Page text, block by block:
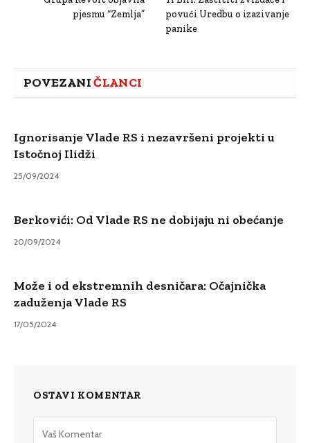
pjesmu “Zemlja”
povući Uredbu o izazivanje
panike
POVEZANIČLANCI
Ignorisanje Vlade RS i nezavršeni projekti u
Istočnoj Ilidži
25/09/2024
Berkovići: Od Vlade RS ne dobijaju ni obećanje
20/09/2024
Može i od ekstremnih desničara: Očajnička
zaduženja Vlade RS
17/05/2024
OSTAVI KOMENTAR